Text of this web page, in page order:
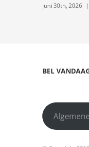
juni 30th, 2026 |
BEL